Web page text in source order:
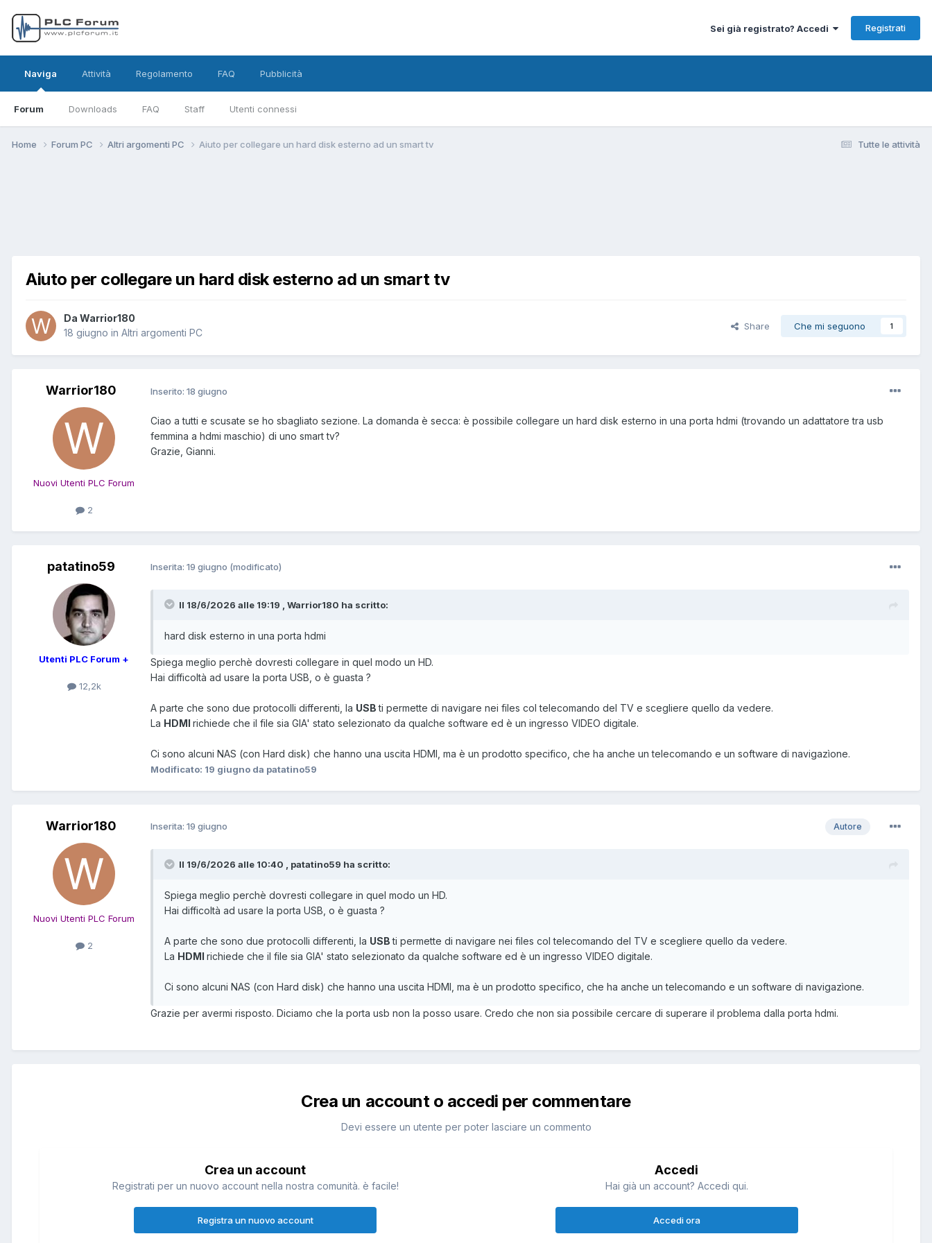
Sei già registrato? Accedi Registrati
Naviga
Forum Downloads FAQ Staff Utenti connessi
Attività Regolamento FAQ Pubblicità
Tutte le attività
Home Forum PC Altri argomenti PC Aiuto per collegare un hard disk esterno ad un smart tv
Aiuto per collegare un hard disk esterno ad un smart tv
Da Warrior180
18 giugno in Altri argomenti PC
Share Che mi seguono 1
Warrior180
Nuovi Utenti PLC Forum
2
Inserito: 18 giugno
Ciao a tutti e scusate se ho sbagliato sezione. La domanda è secca: è possibile collegare un hard disk esterno in una porta hdmi (trovando un adattatore tra usb
femmina a hdmi maschio) di uno smart tv?
Grazie, Gianni.
patatino59
Utenti PLC Forum +
12,2k
Inserita: 19 giugno (modificato)
Il 18/6/2026 alle 19:19 , Warrior180 ha scritto:
hard disk esterno in una porta hdmi
Spiega meglio perchè dovresti collegare in quel modo un HD.
Hai difficoltà ad usare la porta USB, o è guasta ?
A parte che sono due protocolli differenti, la USBti permette di navigare nei files col telecomando del TV e scegliere quello da vedere.
La HDMI richiede che il file sia GIA' stato selezionato da qualche software ed è un ingresso VIDEO digitale.
Ci sono alcuni NAS (con Hard disk) che hanno una uscita HDMI, ma è un prodotto specifico, che ha anche un telecomando e un software di navigazìone.
Modificato: 19 giugno da patatino59
Warrior180
Nuovi Utenti PLC Forum
2
Autore
Inserita: 19 giugno
Il 19/6/2026 alle 10:40 , patatino59 ha scritto:
Spiega meglio perchè dovresti collegare in quel modo un HD.
Hai difficoltà ad usare la porta USB, o è guasta ?
A parte che sono due protocolli differenti, la USBti permette di navigare nei files col telecomando del TV e scegliere quello da vedere.
La HDMI richiede che il file sia GIA' stato selezionato da qualche software ed è un ingresso VIDEO digitale.
Ci sono alcuni NAS (con Hard disk) che hanno una uscita HDMI, ma è un prodotto specifico, che ha anche un telecomando e un software di navigazìone.
Grazie per avermi risposto. Diciamo che la porta usb non la posso usare. Credo che non sia possibile cercare di superare il problema dalla porta hdmi.
Crea un account o accedi per commentare
Devi essere un utente per poter lasciare un commento
Crea un account
Registrati per un nuovo account nella nostra comunità. è facile!
Registra un nuovo account
Accedi
Hai già un account? Accedi qui.
Accedi ora